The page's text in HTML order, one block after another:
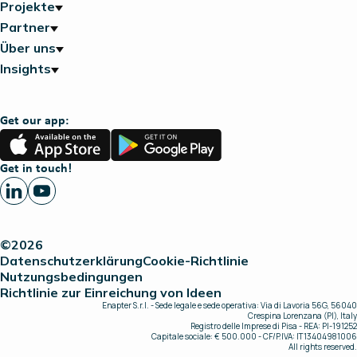
Projekte
Partner
Über uns
Insights
Get our app:
App
Store
Google
Play
Get in touch!
©2026
DatenschutzerklärungCookie-Richtlinie
Nutzungsbedingungen
Richtlinie zur Einreichung von Ideen
Enapter S.r.l. - Sede legale e sede operativa: Via di Lavoria 56G, 56040
Crespina Lorenzana (PI), Italy
Registro delle Imprese di Pisa - REA: PI-191252
Capitale sociale: € 500.000 - CF/P.IVA: IT13404981006
All rights reserved.